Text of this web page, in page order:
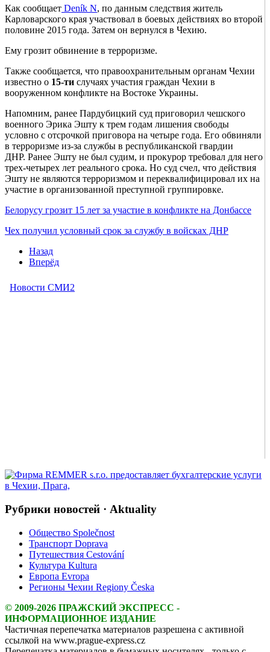
Как сообщает Deník N, по данным следствия житель
Карловарского края участвовал в боевых действиях во второй
половине 2015 года. Затем он вернулся в Чехию.
Ему грозит обвинение в терроризме.
Также сообщается, что правоохранительным органам Чехии
известно о 15-ти случаях участия граждан Чехии в
вооруженном конфликте на Востоке Украины.
Напомним, ранее Пардубицкий суд приговорил чешского
военного Эрика Эшту к трем годам лишения свободы
условно с отсрочкой приговора на четыре года. Его обвиняли
в терроризме из-за службы в республиканской гвардии
ДНР. Ранее Эшту не был судим, и прокурор требовал для него
трех-четырех лет реального срока. Но суд счел, что действия
Эшту не являются терроризмом и переквалифицировал их на
участие в организованной преступной группировке.
Белорусу грозит 15 лет за участие в конфликте на Донбассе
Чех получил условный срок за службу в войсках ДНР
Назад
Вперёд
Рубрики новостей · Aktuality
Общество Společnost
Транспорт Doprava
Путешествия Cestování
Культура Kultura
Европа Evropa
Регионы Чехии Regiony Česka
© 2009-2026 ПРАЖСКИЙ ЭКСПРЕСС -
ИНФОРМАЦИОННОЕ ИЗДАНИЕ
Частичная перепечатка материалов разрешена с активной
ссылкой на www.prague-express.cz